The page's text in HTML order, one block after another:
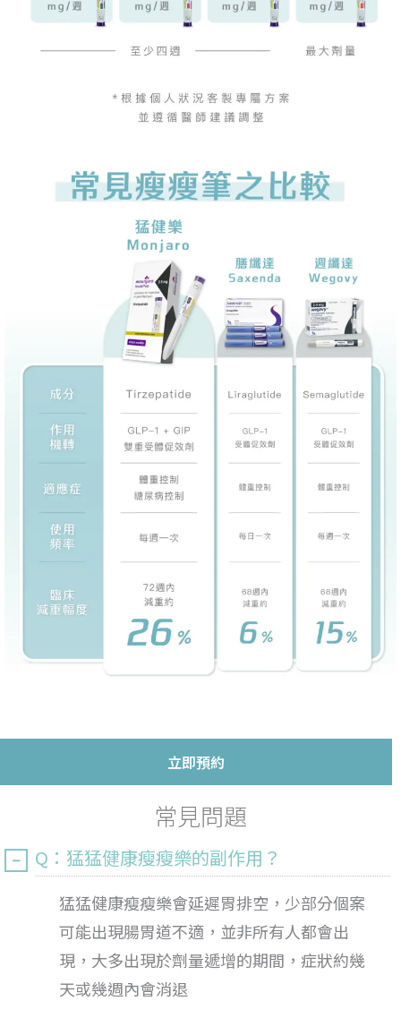
立即預約
常見問題
Q：猛猛健康瘦瘦樂的副作用？
猛猛健康瘦瘦樂會延遲胃排空，少部分個案
可能出現腸胃道不適，並非所有人都會出
現，大多出現於劑量遞增的期間，症狀約幾
天或幾週內會消退